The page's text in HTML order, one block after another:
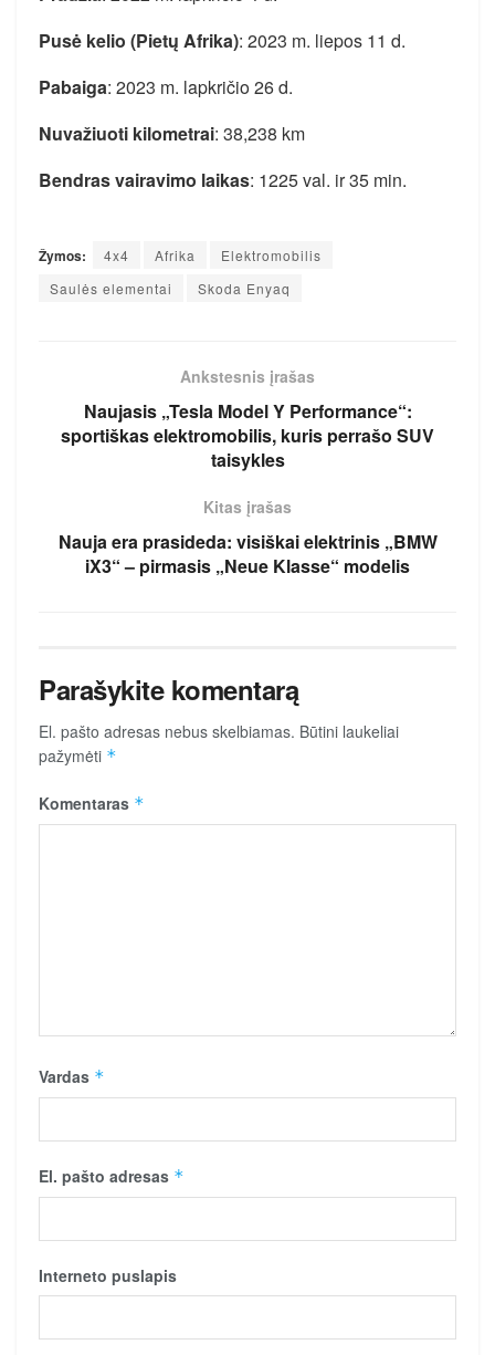
Pusė kelio (Pietų Afrika): 2023 m. liepos 11 d.
Pabaiga: 2023 m. lapkričio 26 d.
Nuvažiuoti kilometrai: 38,238 km
Bendras vairavimo laikas: 1225 val. ir 35 min.
Žymos: 4x4 Afrika
Elektromobilis
Saulės elementai
Skoda Enyaq
Ankstesnis įrašas
Naujasis „Tesla Model Y Performance“:
sportiškas elektromobilis, kuris perrašo SUV
taisykles
Kitas įrašas
Nauja era prasideda: visiškai elektrinis „BMW
iX3“ – pirmasis „Neue Klasse“ modelis
Parašykite komentarą
El. pašto adresas nebus skelbiamas. Būtini laukeliai
pažymėti *
Komentaras *
Vardas *
El. pašto adresas *
Interneto puslapis